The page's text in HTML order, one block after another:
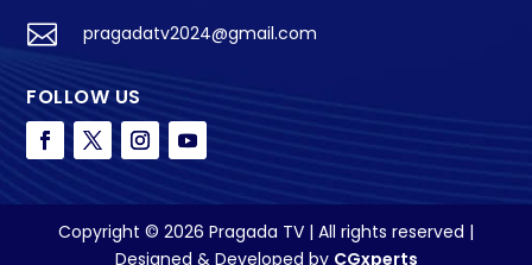
 pragadatv2024@gmail.com
FOLLOW US
Copyright © 2026 Pragada TV | All rights reserved |
Designed & Developed by CGxperts